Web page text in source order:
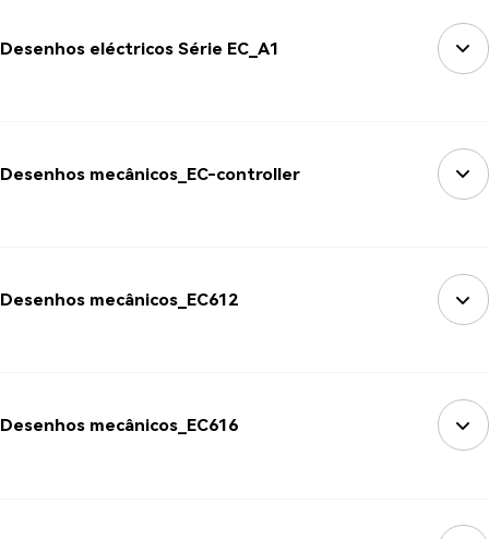
Desenhos eléctricos Série EC_A1
Desenhos mecânicos_EC-controller
Desenhos mecânicos_EC612
Desenhos mecânicos_EC616